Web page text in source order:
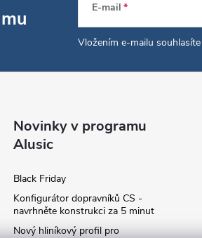
E-mail
Vložením e-mailu
Novinky v programu
Alusic
Black Friday
Konfigurátor dopravníků CS -
navrhněte konstrukci za 5 minut
Nový hliníkový profil pro